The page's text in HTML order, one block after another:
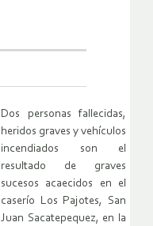
Dos personas fallecidas,
heridos graves y vehículos
incendiados son el
resultado de graves
sucesos acaecidos en el
caserío Los Pajotes, San
Juan Sacatepequez, en la